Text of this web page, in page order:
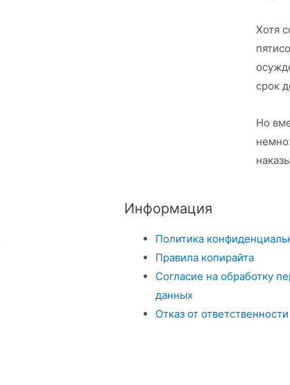
Хотя
срок
Но
Информация
Политика
Правила копирайта
Согласие на обработку
данных
Отказ от ответственности